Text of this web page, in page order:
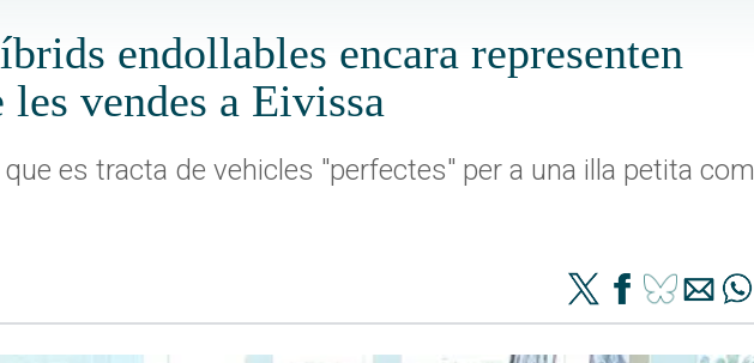
endollables encara representen
vendes a Eivissa
es tracta de vehicles "perfectes" per a una illa petita com